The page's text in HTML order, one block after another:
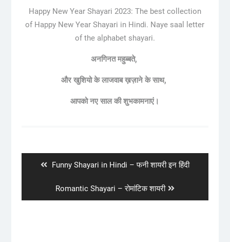
Happy New Year Shayari 2023: The best collection
of Happy New Year Shayari in Hindi. Naye saal letter
of the alphabet shayari.
अनगिनत महुब्बते,
और खुशियो के लाजवाब ख़ज़ाने के साथ,
आपको नए साल की शुभकामनाएं।
Previous
Funny Shayari in Hindi – फनी शायरी इन हिंदी
Next
post:
Romantic Shayari – रोमांटिक शायरी